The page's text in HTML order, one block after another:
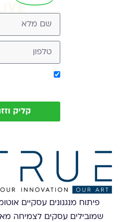
LIVE
קליק
פיתוח מנגנונים עסקיים
שמובילים עסקים לצמיחה